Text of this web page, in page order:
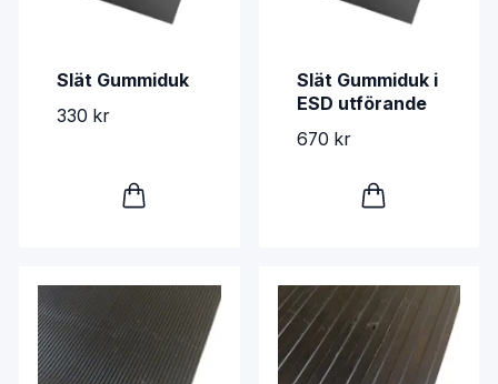
Slät Gummiduk
330 kr
Slät Gummiduk i
ESD utförande
670 kr